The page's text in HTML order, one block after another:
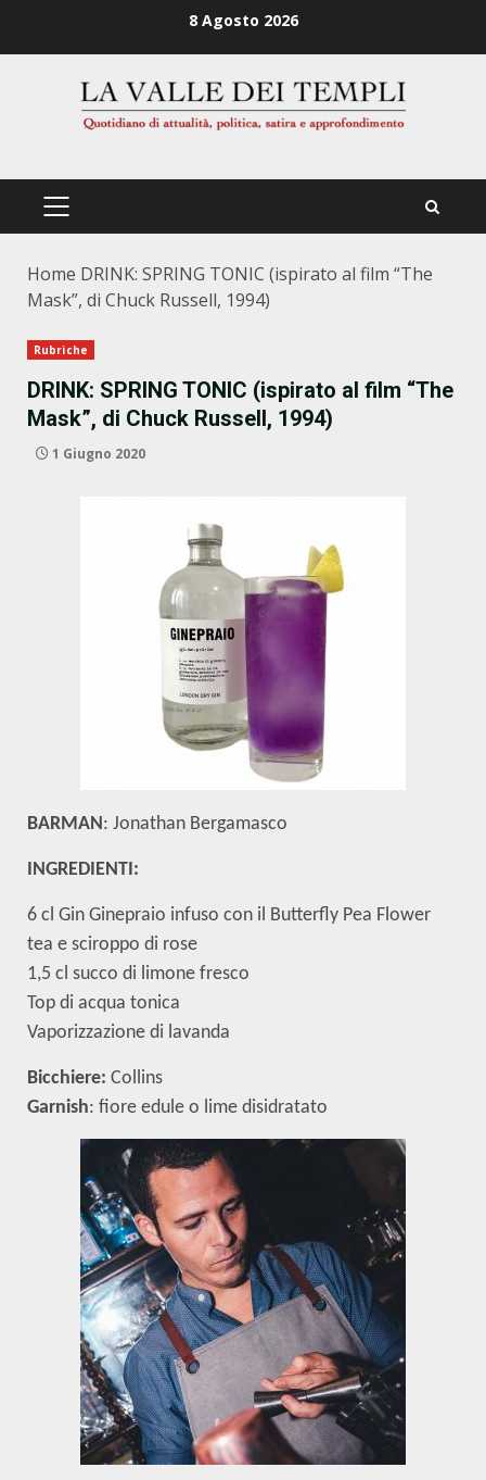
8 Agosto 2026
PRIMÄRES
Home DRINK: SPRING TONIC (ispirato al film “The
Mask”, di Chuck Russell, 1994)
Rubriche
DRINK: SPRING TONIC (ispirato al film “The
Mask”, di Chuck Russell, 1994)
1 Giugno 2020
BARMAN: Jonathan Bergamasco
INGREDIENTI:
6 cl Gin Ginepraio infuso con il Butterfly Pea Flower
tea e sciroppo di rose
1,5 cl succo di limone fresco
Top di acqua tonica
Vaporizzazione di lavanda
Bicchiere: Collins
Garnish: fiore edule o lime disidratato